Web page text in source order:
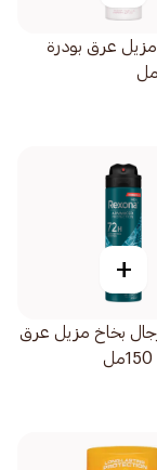
عرق بودرة
+
بخاخ مزيل عرق